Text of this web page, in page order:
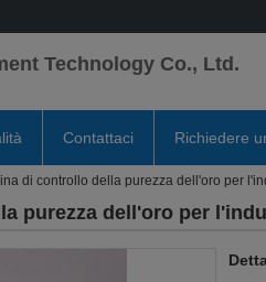
Technology Co., Ltd.
Contattaci Richiedere
di controllo della purezza dell'oro per
purezza dell'oro per